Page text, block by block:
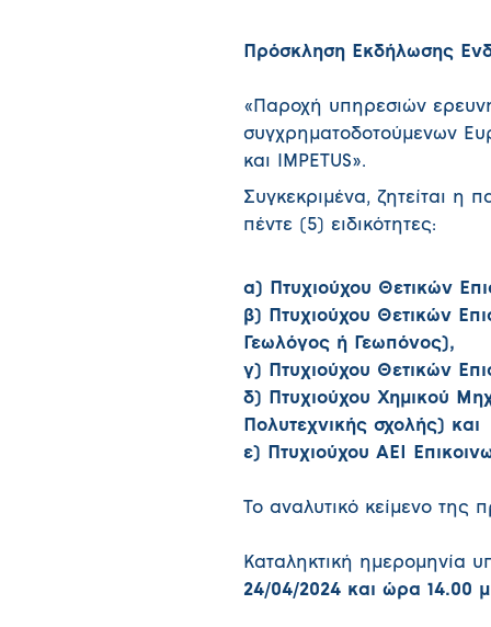
Πρόσκληση Εκδήλωσης
«Παροχή υπηρεσιών
συγχρηματοδοτούμενων
και IMPETUS».
Συγκεκριμένα, ζητείται η
πέντε (5) ειδικότητες:
α) Πτυχιούχου Θετικών
β) Πτυχιούχου Θετικών
Γεωλόγος ή Γεωπόνος),
γ) Πτυχιούχου Θετικών
δ) Πτυχιούχου Χημικού
Πολυτεχνικής σχολής) και
ε) Πτυχιούχου ΑΕΙ
Το αναλυτικό κείμενο της
Καταληκτική ημερομηνία
24/04/2024 και ώρα 14.00